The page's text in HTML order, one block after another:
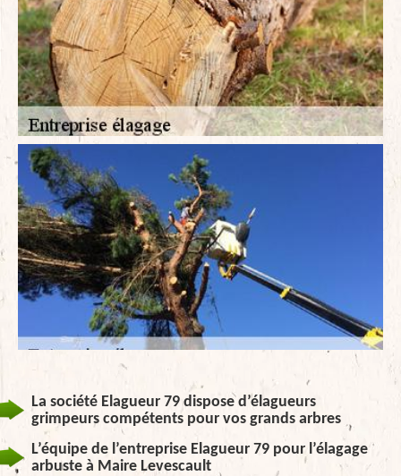
La société Elagueur 79 dispose d’élagueurs
grimpeurs compétents pour vos grands arbres
L’équipe de l’entreprise Elagueur 79 pour l’élagage
arbuste à Maire Levescault